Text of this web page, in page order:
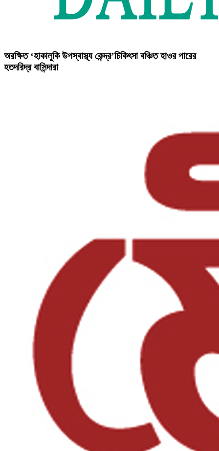
অরক্ষিত ‘হাকালুকি উপস্বাস্থ্য কেন্দ্র’চিকিৎসা বঞ্চিত হাওর পারের
হতদরিদ্র বাসিন্দারা